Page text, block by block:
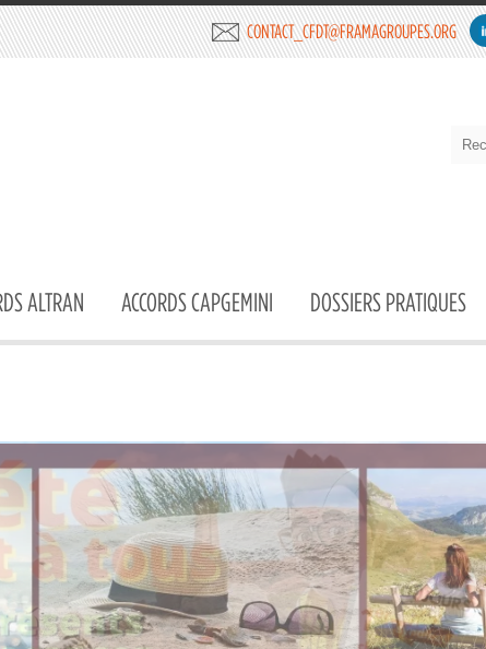
CONTACT_CFDT@FRAMAGROUPES.ORG
ALTRAN ACCORDS CAPGEMINI DOSSIERS PRATIQUES